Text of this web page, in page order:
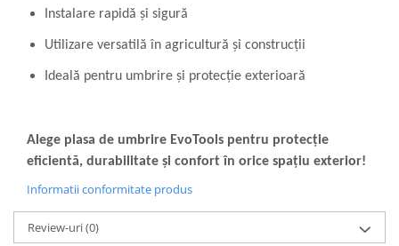
Instalare rapidă și sigură
Utilizare versatilă în agricultură și construcții
Ideală pentru umbrire și protecție exterioară
Alege plasa de umbrire EvoTools pentru protecție
eficientă, durabilitate și confort în orice spațiu exterior!
Informatii conformitate produs
Review-uri(0)